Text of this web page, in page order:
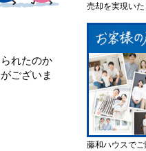
れたのか
ございま
売却を実現いた
藤和ハウスで